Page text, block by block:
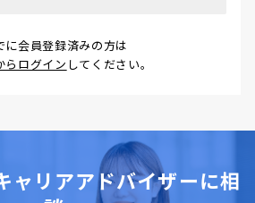
に会員登録済みの方は
らログイン してください。
ャリアアドバイザーに相